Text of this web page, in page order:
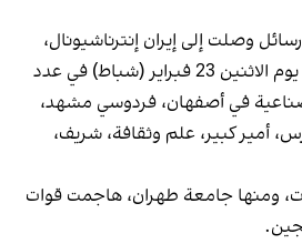
وصلت إلى إيران إنترناشيونال،
فقد اندلعت احتجاجات، يوم الاثنين 23 فبراير (شباط) في عدد
في أصفهان، فردوسي مشهد،
أمير كبير، علم وثقافة، شريف،
ومنها جامعة طهران، هاجمت قوات